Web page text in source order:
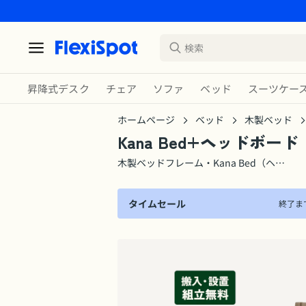
昇降式デスク チェア ソファ ベッド スーツケー
ホームページ ベッド 木製ベッド
Kana Bed+ヘッドボード
木製ベッドフレーム・Kana Bed（ヘッ
タイムセール 終了ま